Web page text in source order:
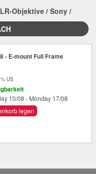
Objektive/ Sony /
- E-mount Full Frame
US
10/08 - Monday 17/08
legen